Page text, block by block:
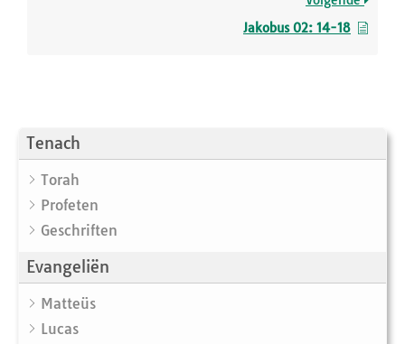
Tenach
Torah
Profeten
Geschriften
Evangeliën
Matteüs
Lucas
Jakobus 02: 14-18